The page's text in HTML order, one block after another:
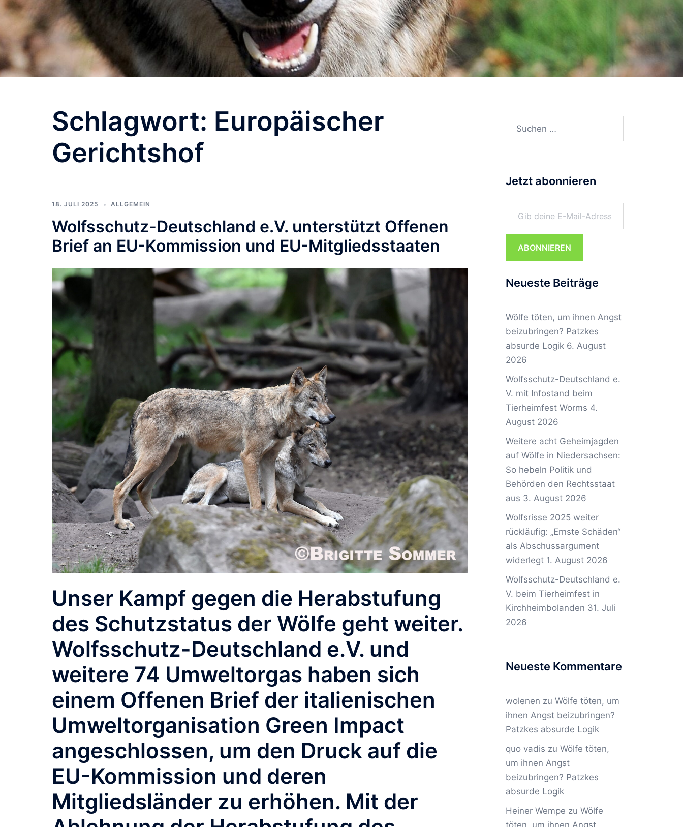
Schlagwort: Europäischer
Gerichtshof
18. JULI 2025 ALLGEMEIN
Wolfsschutz-Deutschland e.V. unterstützt Offenen
Brief an EU-Kommission und EU-Mitgliedsstaaten
Unser Kampf gegen die Herabstufung
des Schutzstatus der Wölfe geht weiter.
Wolfsschutz-Deutschland e.V. und
weitere 74 Umweltorgas haben sich
einem Offenen Brief der italienischen
Umweltorganisation Green Impact
angeschlossen, um den Druck auf die
EU-Kommission und deren
Mitgliedsländer zu erhöhen. Mit der
Suchen
Jetzt abonnieren
Gib deine E-Mail-Adresse ein ...
ABONNIEREN
Neueste Beiträge
Wölfe töten, um ihnen Angst
beizubringen? Patzkes
absurde Logik 6. August
2026
Wolfsschutz-Deutschland e.
V. mit Infostand beim
Tierheimfest Worms 4.
August 2026
Weitere acht Geheimjagden
auf Wölfe in Niedersachsen:
So hebeln Politik und
Behörden den Rechtsstaat
aus 3. August 2026
Wolfsrisse 2025 weiter
rückläufig: „Ernste Schäden“
als Abschussargument
widerlegt 1. August 2026
Wolfsschutz-Deutschland e.
V. beim Tierheimfest in
Kirchheimbolanden 31. Juli
2026
Neueste Kommentare
wolenen zu Wölfe töten, um
ihnen Angst beizubringen?
Patzkes absurde Logik
quo vadis zu Wölfe töten,
um ihnen Angst
beizubringen? Patzkes
absurde Logik
Heiner Wempe zu Wölfe
töten, um ihnen Angst